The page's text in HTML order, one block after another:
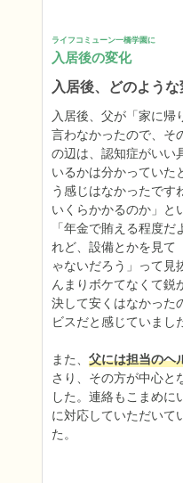
ライフコミューン一橋学園に
入居後の変化
入居後、どのよう
入居後、父が「家に帰
言わなかったので、そ
の辺は、認知症がいい
いるかは分かっていた
う感じはなかったです
いくらかかるのか」と
「年金で賄える程度
れど、設備とかを見て
ゃないだろう」って見
んまりボケてなくて鋭
決して安くはなかった
ビスだと感じていまし
また、 父には担当のヘ
さり、その方が中心と
した。連絡もこまめに
に対応していただいて
た。